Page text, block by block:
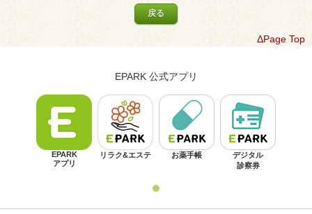
戻る
ΔPage Top